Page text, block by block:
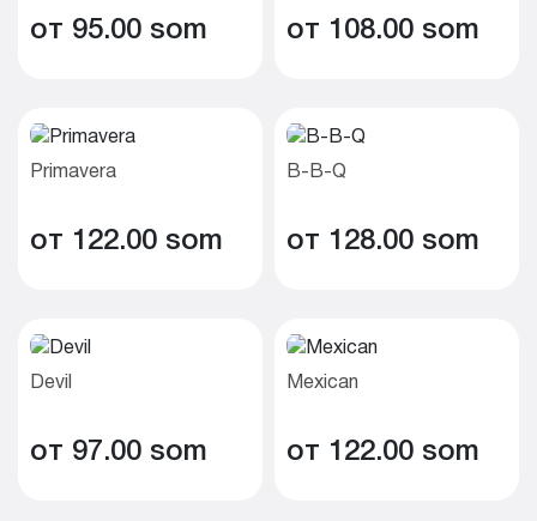
от 95.00 som от 108.00 som
Primavera
от 122.00 som
B-B-Q
от 128.00 som
Devil
от 97.00 som
Mexican
от 122.00 som